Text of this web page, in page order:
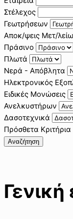
Στέλεχος
Γεωτρήσεων
Αποκ/ψεις Μετ/
Πράσινο
Πλωτά
Νερά - Απόβλητα
Ηλεκτρονικός
Ειδικές Μονώσεις
Ανελκυστήρων
Δασοτεχνικά
Πρόσθετα Κριτήρια
Αναζήτηση